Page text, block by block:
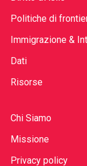
Politiche di
Immigrazione &
Dati
Risorse
Chi Siamo
Missione
Privacy policy